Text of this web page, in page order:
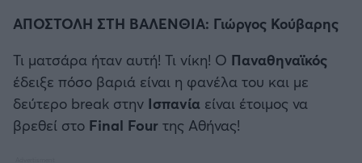
Μπαρτσελόνα
Ρεάλ Μαδρίτης
ΑΠΟΣΤΟΛΗ ΣΤΗ ΒΑΛΕΝΘΙΑ: Γιώργος Κούβαρης
Τι ματσάρα ήταν αυτή! Τι νίκη! Ο Παναθηναϊκός
έδειξε πόσο βαριά είναι η φανέλα του και με
δεύτερο break στην Ισπανία είναι έτοιμος να
βρεθεί στο Final Four της Αθήνας!